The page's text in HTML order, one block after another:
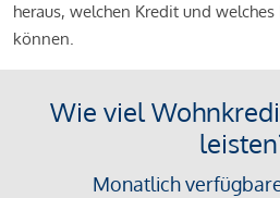
heraus, welchen Kredit und
können.
Wie viel
Monatlich